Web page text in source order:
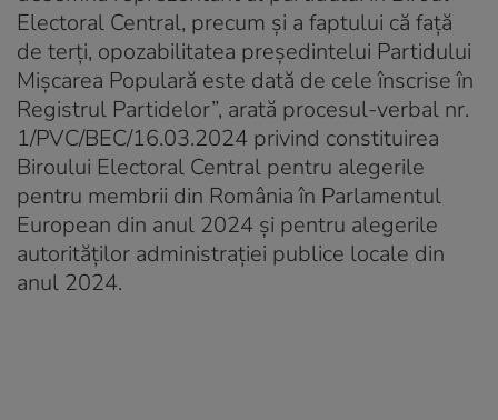
Electoral Central, precum şi a faptului că faţă
de terţi, opozabilitatea preşedintelui Partidului
Mişcarea Populară este dată de cele înscrise în
Registrul Partidelor”, arată procesul-verbal nr.
1/PVC/BEC/16.03.2024 privind constituirea
Biroului Electoral Central pentru alegerile
pentru membrii din România în Parlamentul
European din anul 2024 şi pentru alegerile
autorităţilor administraţiei publice locale din
anul 2024.